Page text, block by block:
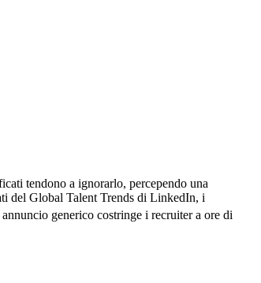
tendono a ignorarlo, percependo una
del Global Talent Trends di LinkedIn, i
generico costringe i recruiter a ore di